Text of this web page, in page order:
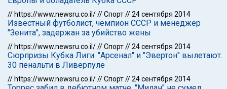
// https://www.newsru.co.il///Спорт//24 сентября 2014
Известный футболист, чемпион СССР и менеджер
"Зенита", задержан за убийство жены
// https://www.newsru.co.il///Спорт//24 сентября 2014
Сюрпризы Кубка Лиги: "Арсенал" и "Эвертон" вылетают.
30 пенальти в Ливерпуле
// https://www.newsru.co.il///Спорт//24 сентября 2014